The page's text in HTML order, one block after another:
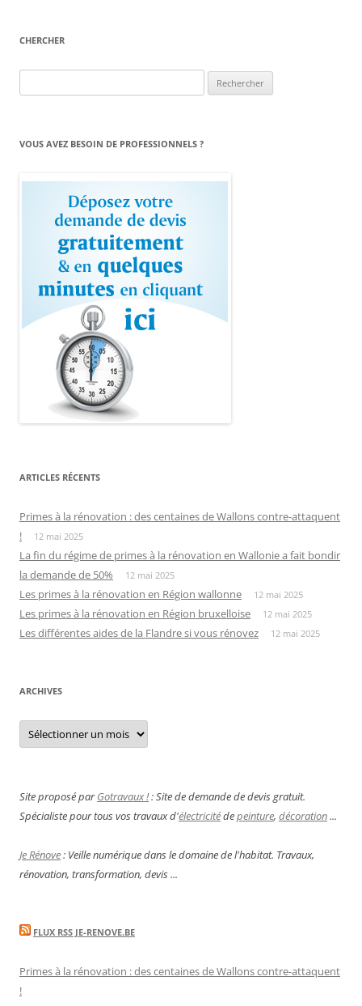
CHERCHER
VOUS AVEZ BESOIN DE PROFESSIONNELS ?
ARTICLES RÉCENTS
Primes à la rénovation : des centaines de Wallons contre-attaquent
!
12 mai 2025
La fin du régime de primes à la rénovation en Wallonie a fait bondir
la demande de 50%
12 mai 2025
Les primes à la rénovation en Région wallonne 12 mai 2025
Les primes à la rénovation en Région bruxelloise 12 mai 2025
Les différentes aides de la Flandre si vous rénovez 12 mai 2025
ARCHIVES
Archives
Site proposé parGotravaux !: Site de demande de devis gratuit.
Spécialiste pour tous vos travaux d'électricitédepeinture, décoration...
Je Rénove: Veille numérique dans le domaine de l'habitat. Travaux,
rénovation, transformation, devis ...
FLUX RSS JE-RENOVE.BE
Primes à la rénovation : des centaines de Wallons contre-attaquent
!